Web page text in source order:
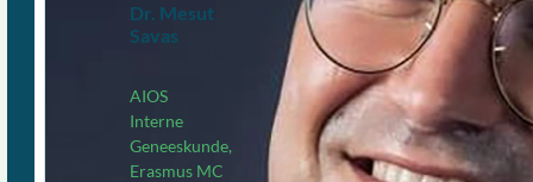
Dr. Mesut
Savas
AIOS
Interne
Geneeskunde,
Erasmus MC